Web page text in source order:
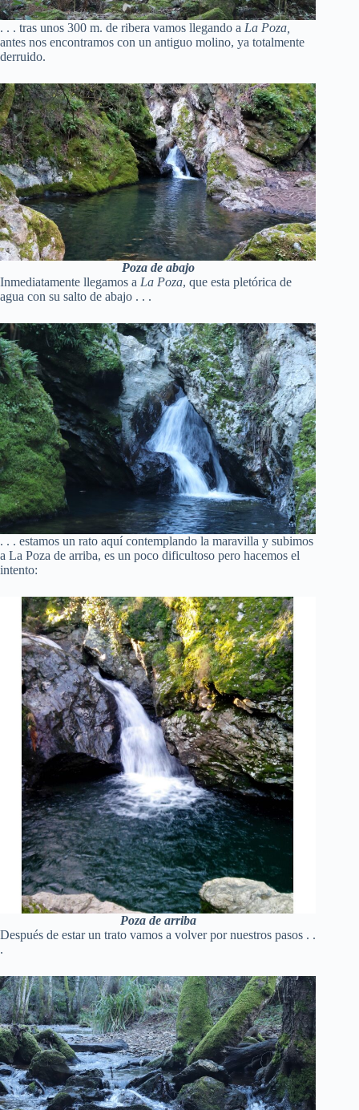
. . . tras unos 300 m. de ribera vamos llegando a La Poza,
antes nos encontramos con un antiguo molino, ya totalmente
derruido.
Poza de abajo
Inmediatamente llegamos a La Poza, que esta pletórica de
agua con su salto de abajo . . .
. . . estamos un rato aquí contemplando la maravilla y subimos
a La Poza de arriba, es un poco dificultoso pero hacemos el
intento:
Poza de arriba
Después de estar un trato vamos a volver por nuestros pasos . .
.